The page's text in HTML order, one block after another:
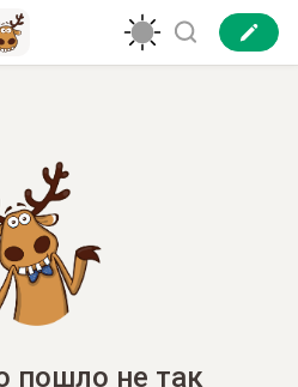
пошло не так